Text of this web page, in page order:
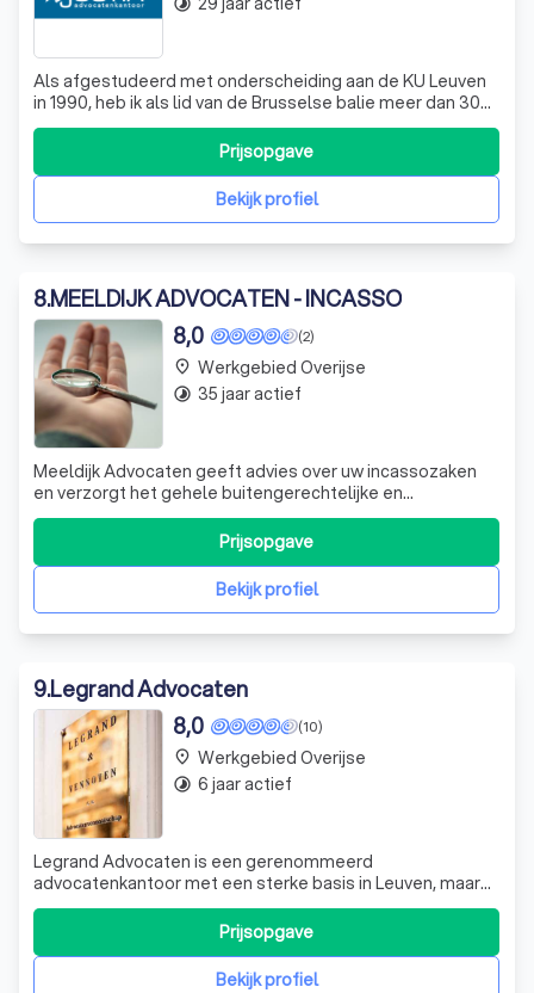
Als afgestudeerd met onderscheiding aan de KU Leuven
in 1990, heb ik als lid van de Brusselse balie meer dan 30
jaar ervaring opgedaan in aansprakelijkheids- en
verzekeringsrecht, contracten, ondernemingsrecht en
bouwrecht. Mijn aanpak begint met een luisterend oor te
bieden aan het verhaal van de c
Bekijk profiel
Prijsopgave
8.MEELDIJK ADVOCATEN - INCASSO
(2)
8,0
Meeldijk Advocaten geeft advies over uw incassozaken
en verzorgt het gehele buitengerechtelijke en
gerechtelijke traject. U hoeft zich dan verder geen zorgen
helpen. Meeldijk Advocaten staat u met raad
Bekijk profiel
Prijsopgave
place Werkgebied Overijse
timelapse 35 jaar actief
9.Legrand Advocaten
(10)
8,0
Legrand Advocaten is een gerenommeerd
advocatenkantoor met een sterke basis in Leuven, maar
met een Europese visie. Wij richten ons op verzekeraars,
banken, bedrijven, overheden en particulieren en zijn
actief in diverse rechtsgebieden. Onze advocaten zijn
gespecialiseerd in de domeinen die zij beha
Bekijk profiel
Prijsopgave
place Werkgebied Overijse
timelapse 6 jaar actief